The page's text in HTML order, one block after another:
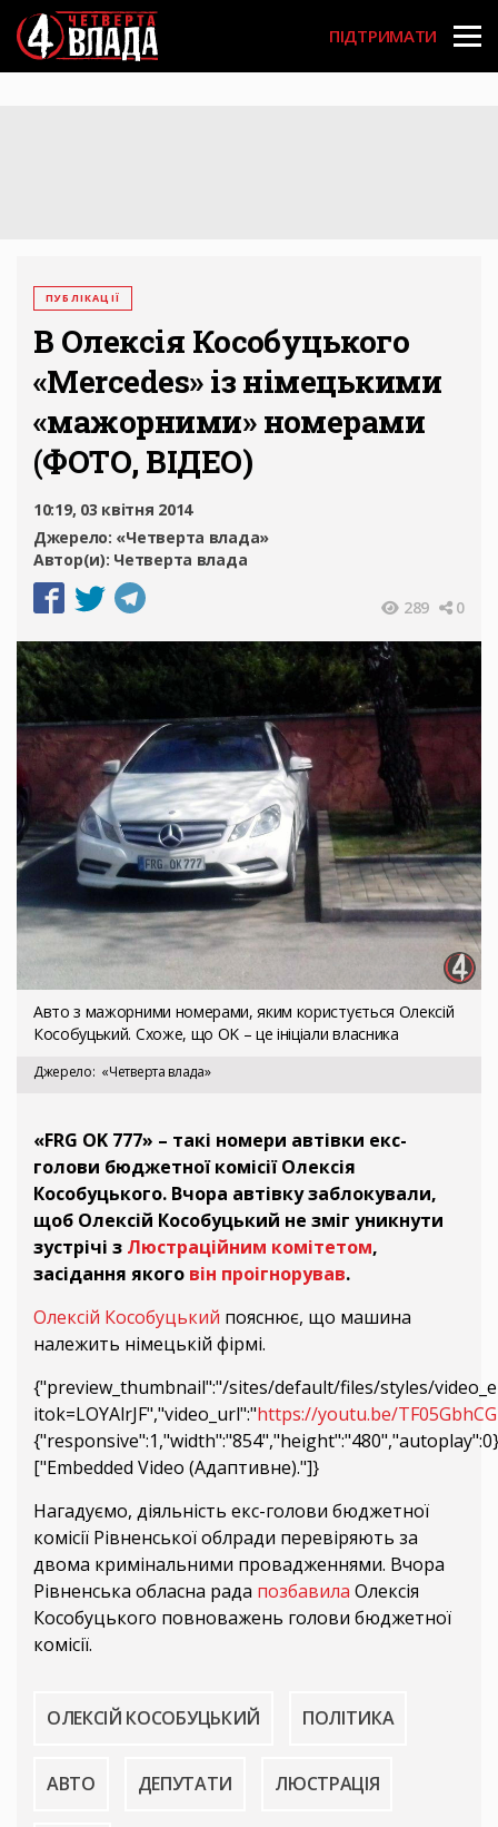
Перейти
до
основного
вмісту
User
account
ПІДТРИМАТИ
ПУБЛІКАЦІЇ
В Олексія Кособуцького
«Mercedes» із німецькими
«мажорними» номерами
(ФОТО, ВІДЕО)
10:19, 03 квітня 2014
Джерело: «Четверта влада»
Автор(и): Четверта влада
289 0
Авто з мажорними номерами, яким користується Олексій
Кособуцький. Схоже, що OK – це ініціали власника
Джерело «Четверта влада»
«FRG OK 777» – такі номери автівки екс-
голови бюджетної комісії Олексія
Кособуцького. Вчора автівку заблокували,
щоб Олексій Кособуцький не зміг уникнути
зустрічі з Люстраційним комітетом,
засідання якого він проігнорував.
Олексій Кособуцький пояснює, що машина
належить німецькій фірмі.
{"preview_thumbnail":"/sites/default/files/styles/
itok=LOYAlrJF","video_url":"https://youtu.be/
["Embedded Video (Адаптивне)."]}
Нагадуємо, діяльність екс-голови бюджетної
комісії Рівненської облради перевіряють за
двома кримінальними провадженнями. Вчора
Рівненська обласна рада позбавила Олексія
Кособуцького повноважень голови бюджетної
комісії.
ОЛЕКСІЙ КОСОБУЦЬКИЙ ПОЛІТИКА
АВТО ДЕПУТАТИ ЛЮСТРАЦІЯ